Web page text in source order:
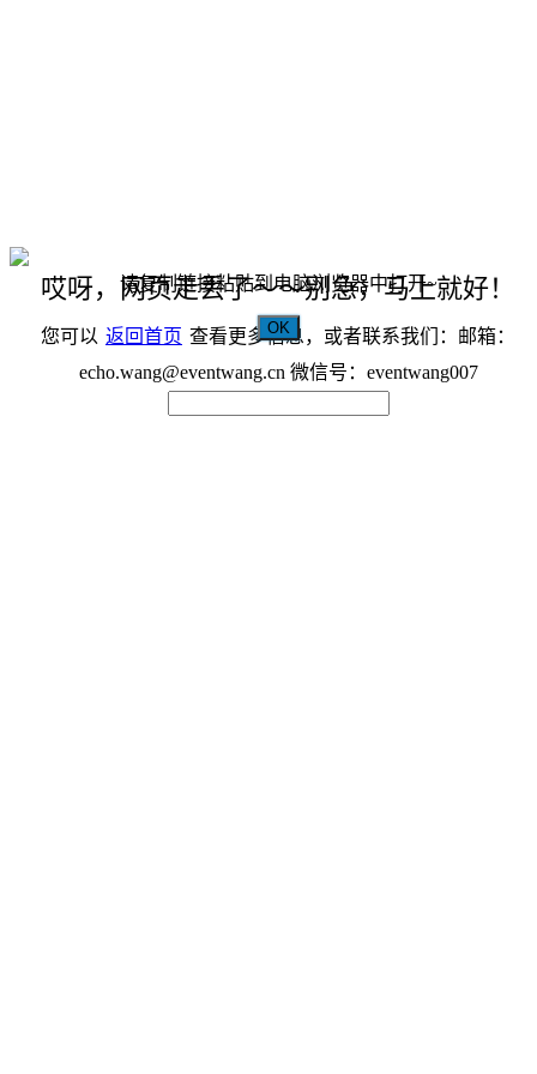
哎呀，网页走丢了～～别急，马上就好！
您可以 返回首页 查看更多信息，或者联系我们：邮箱：
echo.wang@eventwang.cn 微信号：eventwang007
请复制链接粘贴到电脑浏览器中打开~
OK